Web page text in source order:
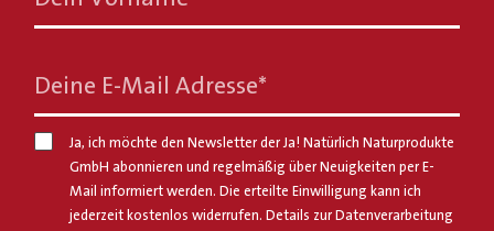
Deine E-Mail Adresse*
Ja, ich möchte den Newsletter der Ja! Natürlich Naturprodukte
GmbH abonnieren und regelmäßig über Neuigkeiten per E-
Mail informiert werden. Die erteilte Einwilligung kann ich
jederzeit kostenlos widerrufen. Details zur Datenverarbeitung